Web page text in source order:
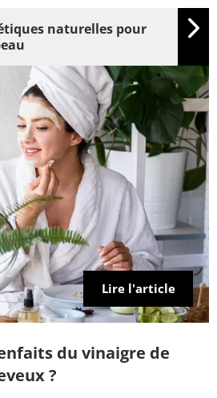
Lire l'article
naturelles pour
du vinaigre de
?